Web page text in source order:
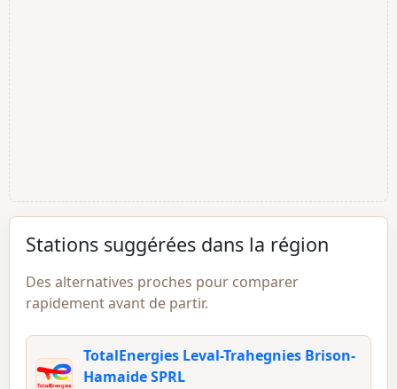
Stations suggérées dans la région
Des alternatives proches pour comparer
rapidement avant de partir.
TotalEnergies Leval-Trahegnies Brison-
Hamaide SPRL